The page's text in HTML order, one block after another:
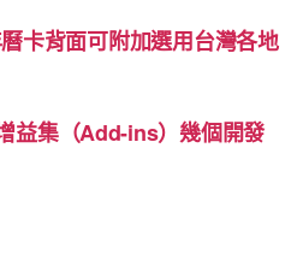
卡背面可附加選用台灣各地
益集（Add-ins）幾個開發